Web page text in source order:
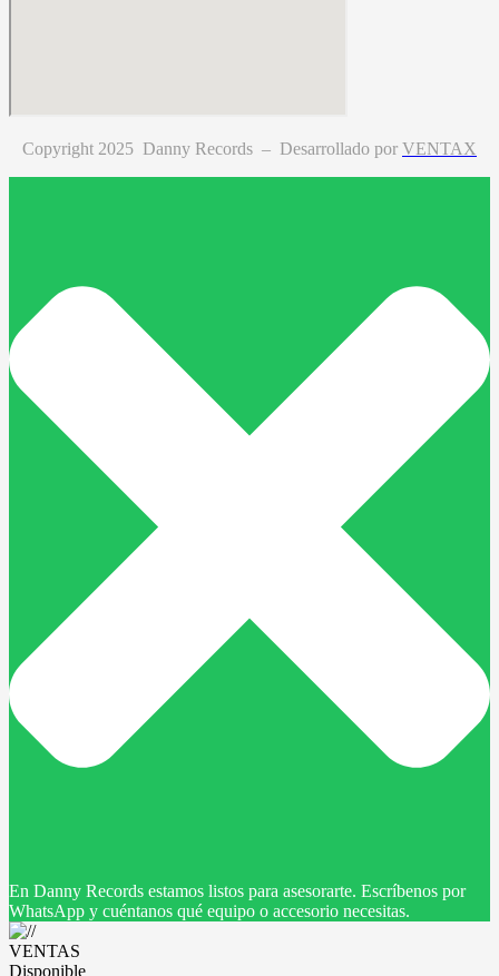
Copyright 2025 Danny Records – Desarrollado por VENTAX
En Danny Records estamos listos para asesorarte. Escríbenos por
WhatsApp y cuéntanos qué equipo o accesorio necesitas.
VENTAS
Disponible